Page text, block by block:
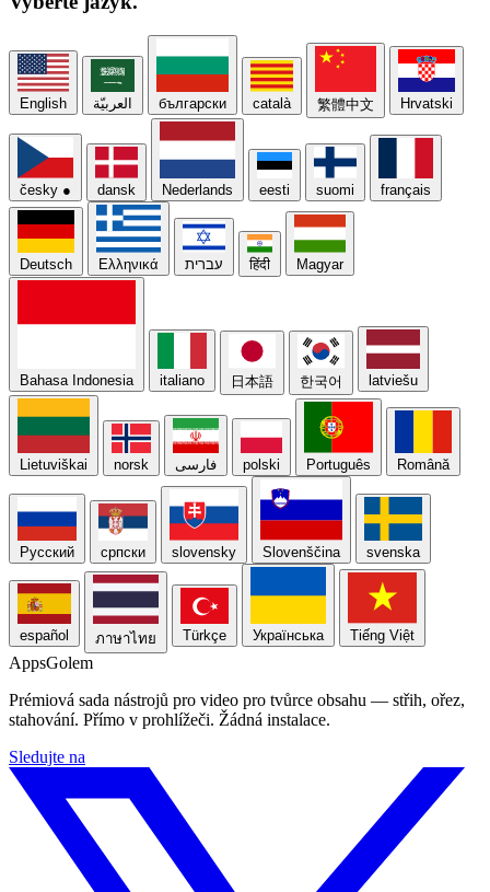
English العربيّة български català 繁體中文 Hrvatski
česky ● dansk Nederlands eesti suomi français
Deutsch Ελληνικά עברית हिंदी Magyar
Bahasa Indonesia italiano 日本語 한국어 latviešu
Lietuviškai norsk فارسی polski Português Română
Русский српски slovensky Slovenščina svenska
español ภาษาไทย Türkçe Українська Tiếng Việt
AppsGolem
Prémiová sada nástrojů pro video pro tvůrce obsahu — střih, ořez,
stahování. Přímo v prohlížeči. Žádná instalace.
Sledujte na